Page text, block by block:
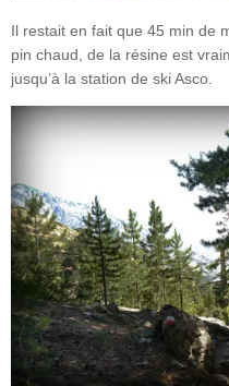
Il restait en fait que 45 min de
pin chaud, de la résine est
jusqu’à la station de ski Asco.